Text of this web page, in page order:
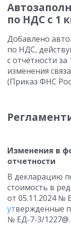
по НДС с 1
Добавлено
по НДС,
с отчетности
изменения
(Приказ ФНС
Изменения в
отчетности
В декларацию
стоимость в
от 05.11.2024 №
утвержденные
№ ЕД-7-3/